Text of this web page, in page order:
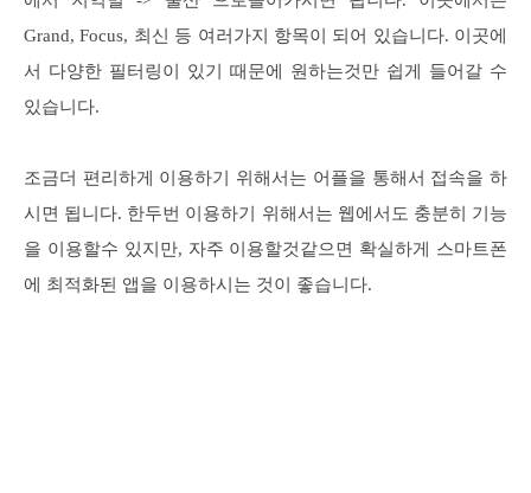
Grand, Focus, 최신 등 여러가지 항목이 되어 있습니다. 이곳에
서 다양한 필터링이 있기 때문에 원하는것만 쉽게 들어갈 수
있습니다.
조금더 편리하게 이용하기 위해서는 어플을 통해서 접속을 하
시면 됩니다. 한두번 이용하기 위해서는 웹에서도 충분히 기능
을 이용할수 있지만, 자주 이용할것같으면 확실하게 스마트폰
에 최적화된 앱을 이용하시는 것이 좋습니다.